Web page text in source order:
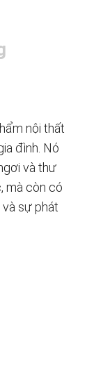
nội thất
đình. Nó
và thư
mà còn có
sự phát